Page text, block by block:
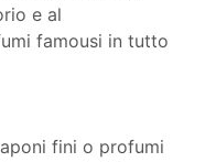
e al
famousi in tutto
fini o profumi